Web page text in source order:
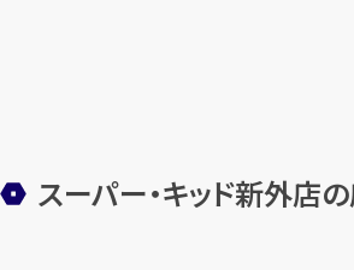
スーパー・キッド新外店